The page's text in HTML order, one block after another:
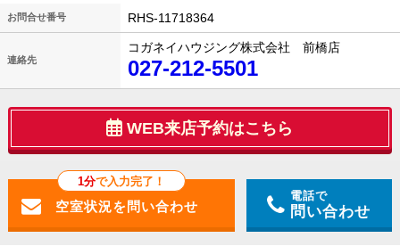
お問合せ番号 RHS-11718364
連絡先
コガネイハウジング株式会社 前橋店
027-212-5501
WEB来店予約はこちら
1分で入力完了！
電話で
問い合わせ